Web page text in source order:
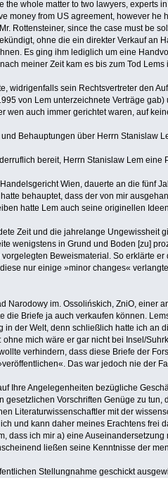
whole matter to two lawyers, experts
money from US agreement, however he
Rottensteiner, since the case must be
ohne die ein direkter Verkauf an
Es ging ihm lediglich um eine
meiner Zeit kam es bis zum Tod
widrigenfalls sein Rechtsvertreter den
von Lem unterzeichnete Verträge gab)
wen auch immer gerichtet waren, auf
Behauptungen über Herrn Stanislaw
bereit, Herrn Stanislaw Lem eine
Wien, dauerte an die fünf
behauptet, dass der von mir
hatte Lem auch seine originellen
Zeit und die jahrelange Ungewissheit
wenigstens in Grund und Boden [zu]
Beweismaterial. So erklärte
nur einige »minor changes«
Narodowy im. Ossolińskich, ZniO, einer
die Briefe ja auch verkaufen können.
der Welt, denn schließlich hatte ich an
mich wäre er gar nicht bei Insel/
verhindern, dass diese Briefe der
Das war jedoch nie der
Ihre Angelegenheiten bezügliche
Vorschriften Genüge zu tun,
Literaturwissenschaftler mit der
und kann daher meines Erachtens frei
dass ich mir a) eine
ließen seine Kenntnisse der
Stellungnahme geschickt